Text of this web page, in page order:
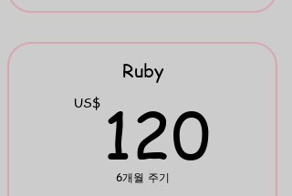
Work on Words 1 & 2
Mini Flipbook 4
Ruby
US$ 120
6개월 주기